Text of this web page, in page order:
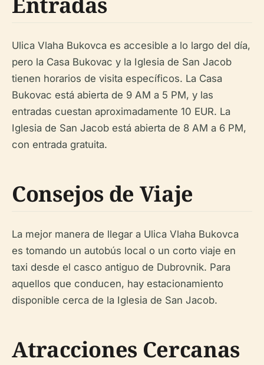
Ulica Vlaha Bukovca es accesible a lo largo del día,
pero la Casa Bukovac y la Iglesia de San Jacob
tienen horarios de visita específicos. La Casa
Bukovac está abierta de 9 AM a 5 PM, y las
entradas cuestan aproximadamente 10 EUR. La
Iglesia de San Jacob está abierta de 8 AM a 6 PM,
con entrada gratuita.
Consejos de Viaje
La mejor manera de llegar a Ulica Vlaha Bukovca
es tomando un autobús local o un corto viaje en
taxi desde el casco antiguo de Dubrovnik. Para
aquellos que conducen, hay estacionamiento
disponible cerca de la Iglesia de San Jacob.
Atracciones Cercanas